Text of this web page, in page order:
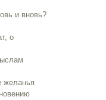
и вновь?
о
желанья